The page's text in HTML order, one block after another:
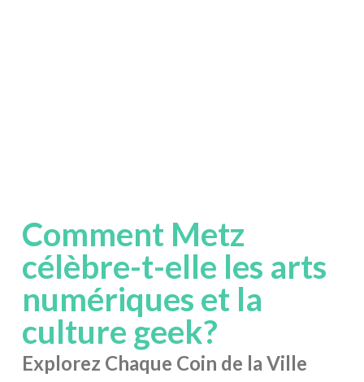
Comment Metz
célèbre-t-elle les arts
numériques et la
culture geek?
Explorez Chaque Coin de la Ville